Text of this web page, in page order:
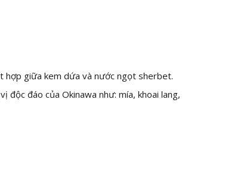
hợp giữa kem dứa và nước ngọt sherbet.
độc đáo của Okinawa như: mía, khoai lang,